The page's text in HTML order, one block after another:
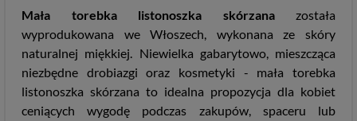
Mała torebka listonoszka skórzana została
wyprodukowana we Włoszech, wykonana ze skóry
naturalnej miękkiej. Niewielka gabarytowo, mieszcząca
niezbędne drobiazgi oraz kosmetyki - mała torebka
listonoszka skórzana to idealna propozycja dla kobiet
ceniących wygodę podczas zakupów, spaceru lub